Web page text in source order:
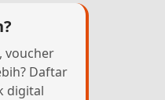
voucher
Daftar
digital